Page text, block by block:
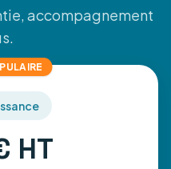
accompagnement
HT